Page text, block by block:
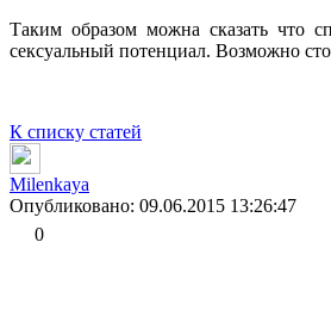
Таким образом можна сказать что
сексуальный потенциал. Возможно
К списку статей
Milenkaya
Опубликовано: 09.06.2015 13:26:47
0